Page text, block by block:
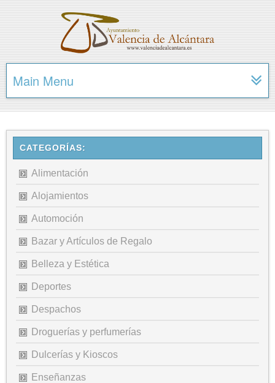
Main Menu
CATEGORÍAS:
Alimentación
Alojamientos
Automoción
Bazar y Artículos de Regalo
Belleza y Estética
Deportes
Despachos
Droguerías y perfumerías
Dulcerías y Kioscos
Enseñanzas